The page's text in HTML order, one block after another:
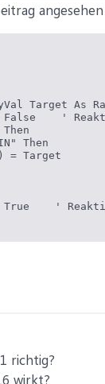
angesehen
Target As
'
Then
Then
= Target
'
richtig?
wirkt?